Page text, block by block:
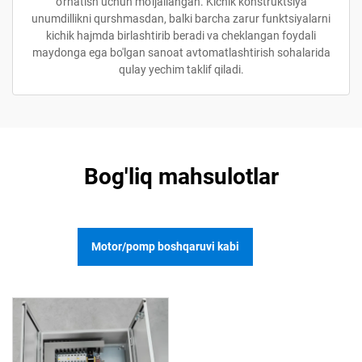
unumdillikni qurshmasdan, balki barcha zarur funktsiyalarni
kichik hajmda birlashtirib beradi va cheklangan foydali
maydonga ega bo'lgan sanoat avtomatlashtirish sohalarida
qulay yechim taklif qiladi.
Bog'liq mahsulotlar
Motor/pomp boshqaruvi kabi